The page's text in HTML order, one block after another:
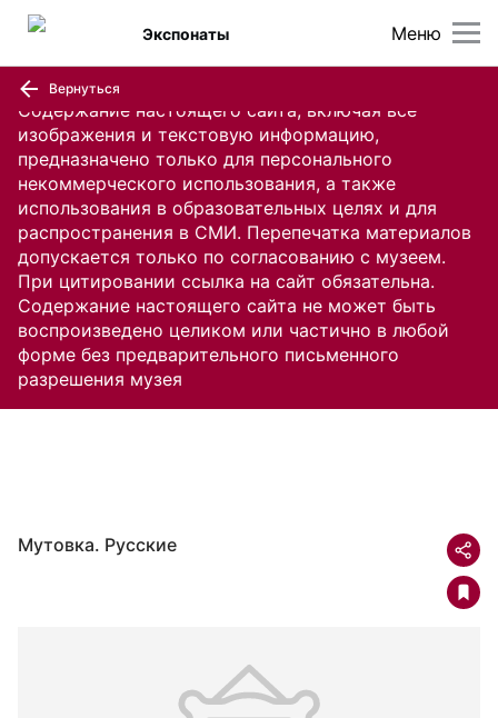
Содержание настоящего сайта, включая все
изображения и текстовую информацию,
предназначено только для персонального
некоммерческого использования, а также
использования в образовательных целях и для
распространения в СМИ. Перепечатка материалов
допускается только по согласованию с музеем.
При цитировании ссылка на сайт обязательна.
Содержание настоящего сайта не может быть
воспроизведено целиком или частично в любой
форме без предварительного письменного
разрешения музея
Меню
Экспонаты
Вернуться
Мутовка. Русские